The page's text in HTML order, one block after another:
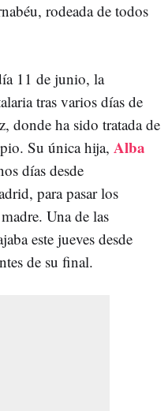
rodeada de todos
11 de junio, la
tras varios días de
donde ha sido tratada de
Su única hija, Alba
días desde
para pasar los
Una de las
este jueves desde
de su final.